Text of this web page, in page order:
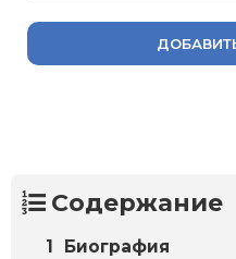
Содержание
Биография